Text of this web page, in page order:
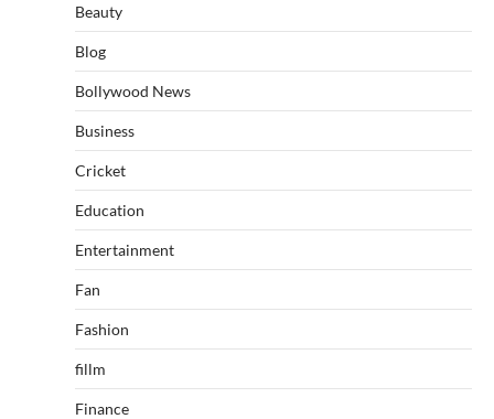
Beauty
Blog
Bollywood News
Business
Cricket
Education
Entertainment
Fan
Fashion
fillm
Finance